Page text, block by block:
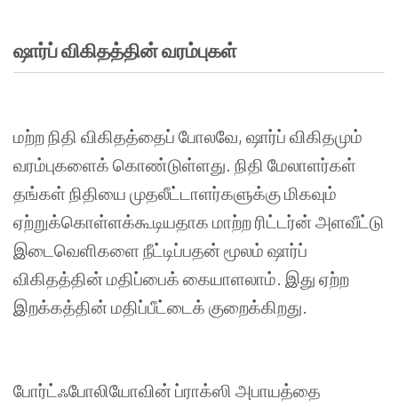
ஷார்ப்விகிதத்தின்வரம்புகள்
மற்றநிதி விகிதத்தைப் போலவே, ஷார்ப் விகிதமும்
வரம்புகளைக் கொண்டுள்ளது. நிதி மேலாளர்கள்
தங்கள் நிதியை முதலீட்டாளர்களுக்குமிகவும்
ஏற்றுக்கொள்ளக்கூடியதாக மாற்றரிட்டர்ன் அளவீட்டு
இடைவெளிகளை நீட்டிப்பதன் மூலம் ஷார்ப்
விகிதத்தின் மதிப்பைக் கையாளலாம். இது ஏற்ற
இறக்கத்தின் மதிப்பீட்டைக் குறைக்கிறது.
போர்ட்ஃபோலியோவின் ப்ராக்ஸி அபாயத்தை